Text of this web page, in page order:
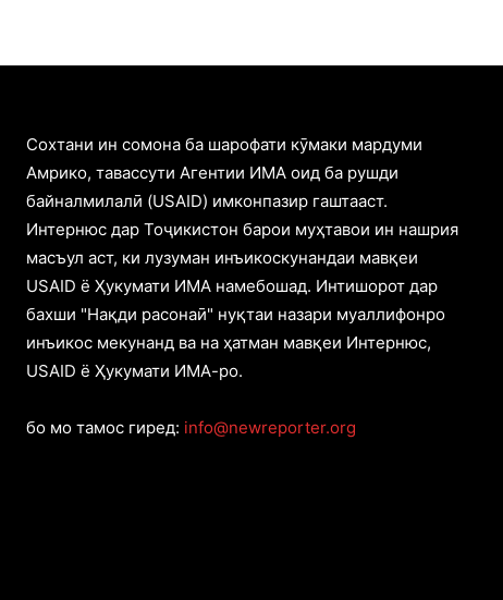
Cохтани ин сомона ба шарофати кӯмаки мардуми
Амрико, тавассути Агентии ИМА оид ба рушди
байналмилалӣ (USAID) имконпазир гаштааст.
Интернюс дар Тоҷикистон барои муҳтавои ин нашрия
масъул аст, ки лузуман инъикоскунандаи мавқеи
USAID ё Ҳукумати ИМА намебошад. Интишорот дар
бахши "Нақди расонаӣ" нуқтаи назари муаллифонро
инъикос мекунанд ва на ҳатман мавқеи Интернюс,
USAID ё Ҳукумати ИМА-ро.
бо мо тамос гиред: info@newreporter.org